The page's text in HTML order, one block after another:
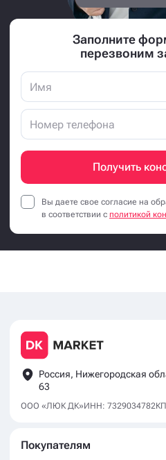
Заполните
перезвоним
Получить
Вы даете свое согласие на
в соответствии с политикой
Россия, Нижегородская
63
ООО «ЛЮК ДК»ИНН: 7329034782
Покупателям